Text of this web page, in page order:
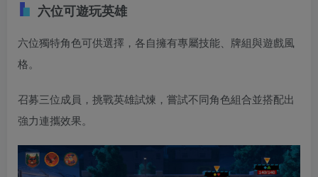
六位可遊玩英雄
六位獨特角色可供選擇，各自擁有專屬技能、牌組與遊戲風
格。
召募三位成員，挑戰英雄試煉，嘗試不同角色組合並搭配出
強力連攜效果。